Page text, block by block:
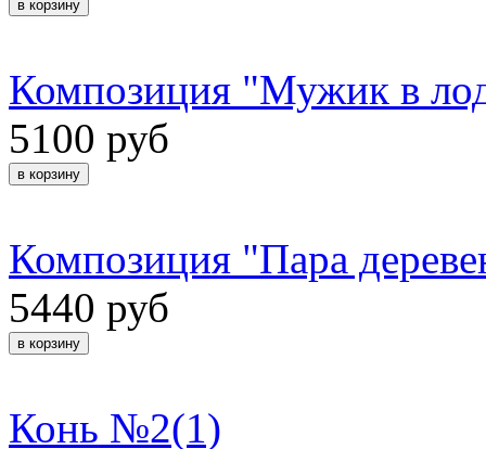
Композиция "Мужик в
5100 руб
Композиция "Пара
5440 руб
Конь №2(1)